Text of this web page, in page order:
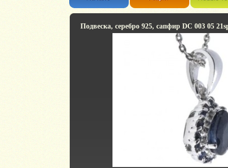
Подвеска, серебро 925, сапфир DC 003 05